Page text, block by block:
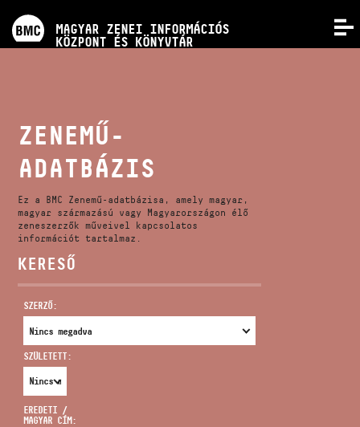
MAGYAR ZENEI INFORMÁCIÓS
KÖZPONT ÉS KÖNYVTÁR
KÉPZÉSEK
KIADVÁNYOK
RÓLUNK
VIDEÓ GALÉRIA
ZENEMŰ-
ADATBÁZIS
Ez a BMC Zenemű-adatbázisa, amely magyar,
magyar származású vagy Magyarországon élő
zeneszerzők műveivel kapcsolatos
információt tartalmaz.
KERESŐ
SZERZŐ:
SZÜLETETT:
EREDETI /
MAGYAR CÍM: